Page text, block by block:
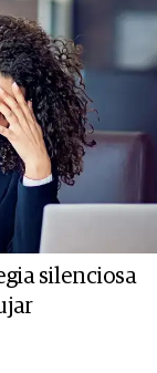
silenciosa